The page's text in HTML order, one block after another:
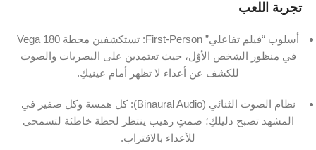
تجربة اللعب
أسلوب “فيلم تفاعلي” First-Person: تستكشفين محطة Vega 180
في منظور الشخص الأوّل، حيث تعتمدين على البصريات والصوت
للكشف عن أعداء لا تظهر أمام عينيكِ.
نظام الصوت الثنائي (Binaural Audio): كل همسة وكل صفير في
المشهد تصبح دليلكِ؛ صمتٍ رهيب ينتظر لحظة خاطئة لتسمحي
للأعداء بالاقتراب.